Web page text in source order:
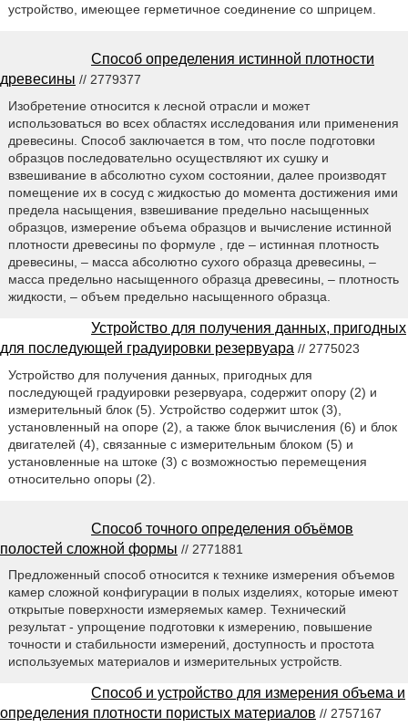
устройство, имеющее герметичное соединение со шприцем.
Способ определения истинной плотности
древесины // 2779377
Изобретение относится к лесной отрасли и может
использоваться во всех областях исследования или применения
древесины. Способ заключается в том, что после подготовки
образцов последовательно осуществляют их сушку и
взвешивание в абсолютно сухом состоянии, далее производят
помещение их в сосуд с жидкостью до момента достижения ими
предела насыщения, взвешивание предельно насыщенных
образцов, измерение объема образцов и вычисление истинной
плотности древесины по формуле , где – истинная плотность
древесины, – масса абсолютно сухого образца древесины, –
масса предельно насыщенного образца древесины, – плотность
жидкости, – объем предельно насыщенного образца.
Устройство для получения данных, пригодных
для последующей градуировки резервуара // 2775023
Устройство для получения данных, пригодных для
последующей градуировки резервуара, содержит опору (2) и
измерительный блок (5). Устройство содержит шток (3),
установленный на опоре (2), а также блок вычисления (6) и блок
двигателей (4), связанные с измерительным блоком (5) и
установленные на штоке (3) с возможностью перемещения
относительно опоры (2).
Способ точного определения объёмов
полостей сложной формы // 2771881
Предложенный способ относится к технике измерения объемов
камер сложной конфигурации в полых изделиях, которые имеют
открытые поверхности измеряемых камер. Технический
результат - упрощение подготовки к измерению, повышение
точности и стабильности измерений, доступность и простота
используемых материалов и измерительных устройств.
Способ и устройство для измерения объема и
определения плотности пористых материалов // 2757167